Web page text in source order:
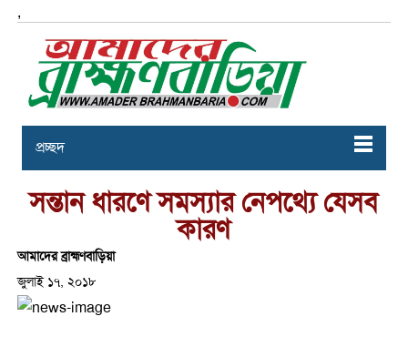
,
প্রচ্ছদ
সন্তান ধারণে সমস্যার নেপথ্যে যেসব
কারণ
আমাদের ব্রাহ্মণবাড়িয়া
জুলাই ১৭, ২০১৮